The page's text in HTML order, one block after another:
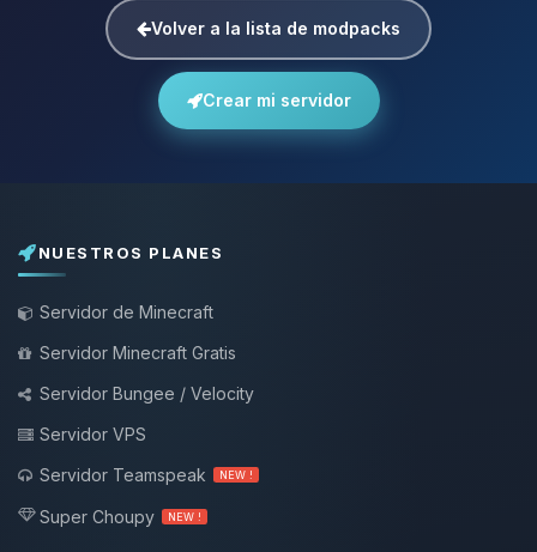
Volver a la lista de modpacks
Crear mi servidor
NUESTROS PLANES
Servidor de Minecraft
Servidor Minecraft Gratis
Servidor Bungee / Velocity
Servidor VPS
Servidor Teamspeak
NEW !
Super Choupy NEW !